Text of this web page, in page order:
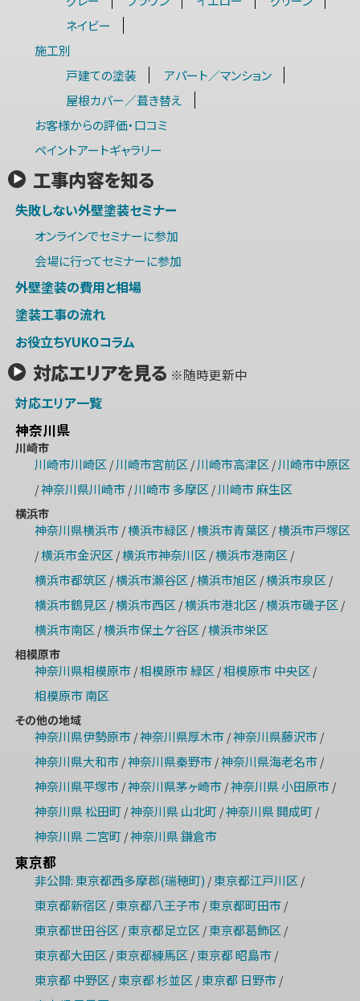
ネイビー
施工別
戸建ての塗装
アパート／マンション
屋根カバー／葺き替え
お客様からの評価・口コミ
ペイントアートギャラリー
工事内容を知る
失敗しない外壁塗装セミナー
オンラインでセミナーに参加
会場に行ってセミナーに参加
外壁塗装の費用と相場
塗装工事の流れ
お役立ちYUKOコラム
対応エリアを見る ※随時更新中
対応エリア一覧
神奈川県
川崎市
川崎市川崎区/ 川崎市宮前区/ 川崎市高津区/ 川崎市中原区
/神奈川県川崎市/ 川崎市 多摩区/ 川崎市 麻生区
横浜市
神奈川県横浜市/横浜市緑区/横浜市青葉区/横浜市戸塚区
/横浜市金沢区/横浜市神奈川区/横浜市港南区/
横浜市都筑区/横浜市瀬谷区/横浜市旭区/横浜市泉区/
横浜市鶴見区/横浜市西区/横浜市港北区/横浜市磯子区/
横浜市南区/横浜市保土ケ谷区/横浜市栄区
相模原市
神奈川県相模原市/相模原市 緑区/相模原市 中央区/
相模原市 南区
その他の地域
神奈川県伊勢原市/神奈川県厚木市/神奈川県藤沢市/
神奈川県大和市/神奈川県秦野市/神奈川県海老名市/
神奈川県平塚市/神奈川県茅ヶ崎市/神奈川県 小田原市/
神奈川県 松田町/神奈川県 山北町/神奈川県 開成町/
神奈川県 二宮町/神奈川県 鎌倉市
東京都
非公開: 東京都西多摩郡(瑞穂町) / 東京都江戸川区/
東京都新宿区/ 東京都八王子市/ 東京都町田市/
東京都世田谷区/ 東京都足立区/ 東京都葛飾区/
東京都大田区/ 東京都練馬区/ 東京都 昭島市/
東京都 中野区/ 東京都 杉並区/ 東京都 日野市/